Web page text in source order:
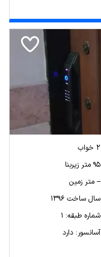
2 خواب
95 متر زیربنا
-- متر زمین
سال ساخت 1396
شماره طبقه: 1
آسانسور: دارد